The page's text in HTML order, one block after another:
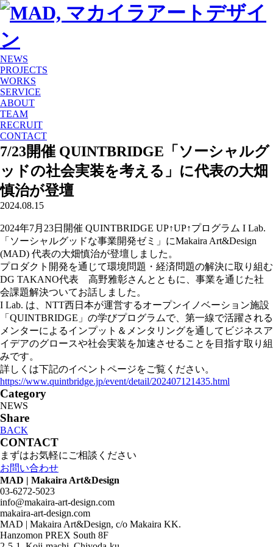
NEWS
PROJECTS
WORKS
SERVICE
ABOUT
TEAM
RECRUIT
CONTACT
7/23開催 QUINTBRIDGE「ソーシャルグ
ッドの社会実装を考える」に代表の大畑
慎治が登壇
2024.08.15
2024年7月23日開催 QUINTBRIDGE UP↑UP↑プログラム I Lab.
「ソーシャルグッドな事業開発ゼミ」にMakaira Art&Design
(MAD) 代表の大畑慎治が登壇しました。
プロダクト開発を通じて環境問題・経済問題の解決に取り組む
DG TAKANO代表 高野雅彰さんとともに、事業を通じた社
会課題解決ついてお話しました。
I Lab. は、NTT西日本が運営するオープンイノベーション施設
「QUINTBRIDGE」の学びプログラムで、第一線で活躍される
メンターによるインプット＆メンタリングを通してビジネスア
イデアのグロースや社会実装を加速させることを目指す取り組
みです。
詳しくは下記のイベントページをご覧ください。
https://www.quintbridge.jp/event/detail/202407121435.html
Category
NEWS
Share
BACK
CONTACT
まずはお気軽にご相談ください
お問い合わせ
MAD | Makaira Art&Design
03-6272-5023
info@makaira-art-design.com
makaira-art-design.com
MAD | Makaira Art&Design, c/o Makaira KK.
Hanzomon PREX South 8F